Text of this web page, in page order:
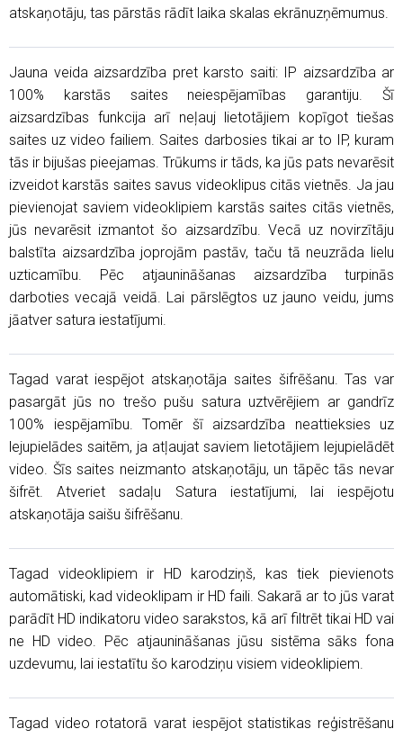
atskaņotāju, tas pārstās rādīt laika skalas ekrānuzņēmumus.
Jauna veida aizsardzība pret karsto saiti: IP aizsardzība ar
100% karstās saites neiespējamības garantiju. Šī
aizsardzības funkcija arī neļauj lietotājiem kopīgot tiešas
saites uz video failiem. Saites darbosies tikai ar to IP, kuram
tās ir bijušas pieejamas. Trūkums ir tāds, ka jūs pats nevarēsit
izveidot karstās saites savus videoklipus citās vietnēs. Ja jau
pievienojat saviem videoklipiem karstās saites citās vietnēs,
jūs nevarēsit izmantot šo aizsardzību. Vecā uz novirzītāju
balstīta aizsardzība joprojām pastāv, taču tā neuzrāda lielu
uzticamību. Pēc atjaunināšanas aizsardzība turpinās
darboties vecajā veidā. Lai pārslēgtos uz jauno veidu, jums
jāatver satura iestatījumi.
Tagad varat iespējot atskaņotāja saites šifrēšanu. Tas var
pasargāt jūs no trešo pušu satura uztvērējiem ar gandrīz
100% iespējamību. Tomēr šī aizsardzība neattieksies uz
lejupielādes saitēm, ja atļaujat saviem lietotājiem lejupielādēt
video. Šīs saites neizmanto atskaņotāju, un tāpēc tās nevar
šifrēt. Atveriet sadaļu Satura iestatījumi, lai iespējotu
atskaņotāja saišu šifrēšanu.
Tagad videoklipiem ir HD karodziņš, kas tiek pievienots
automātiski, kad videoklipam ir HD faili. Sakarā ar to jūs varat
parādīt HD indikatoru video sarakstos, kā arī filtrēt tikai HD vai
ne HD video. Pēc atjaunināšanas jūsu sistēma sāks fona
uzdevumu, lai iestatītu šo karodziņu visiem videoklipiem.
Tagad video rotatorā varat iespējot statistikas reģistrēšanu